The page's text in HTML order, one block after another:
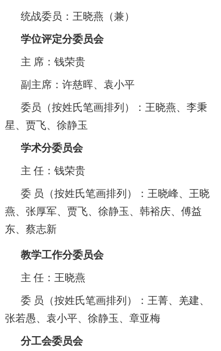
统战委员：王晓燕（兼）
学位评定分委员会
主 席 ： 钱荣贵
副主席：许慈晖、袁小平
委员（按姓氏笔画排列）：王晓燕、李秉
星、贾飞、徐静玉
学术分委员会
主 任： 钱荣贵
委 员 （按姓氏笔画排列）： 王晓峰、王晓
燕、张厚军、贾飞、徐静玉、韩裕庆、傅益
东、蔡志新
教学工作分委员会
主 任： 王晓燕
委 员 （按姓氏笔画排列）
：王菁、羌建、
张若愚、袁小平、徐静玉、章亚梅
分工会委员会